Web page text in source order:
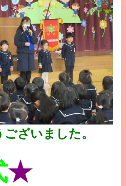
ざいました。
★